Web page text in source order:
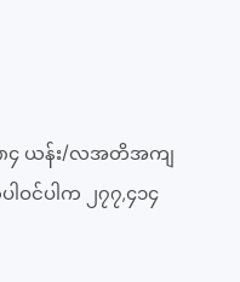
၄ ယန်း/လအတိအကျ
ါဝင်ပါက ၂၇၇,၄၁၄